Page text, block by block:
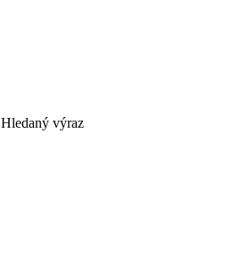
Hledaný výraz